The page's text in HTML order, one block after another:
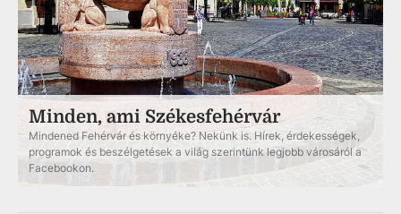
Minden, ami Székesfehérvár
Mindened Fehérvár és környéke? Nekünk is. Hírek, érdekességek,
programok és beszélgetések a világ szerintünk legjobb városáról a
Facebookon.